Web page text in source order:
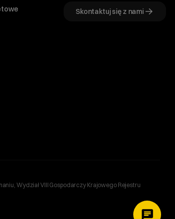
Skontaktuj się z nami
Wydział VIII Gospodarczy Krajowego Rejestru